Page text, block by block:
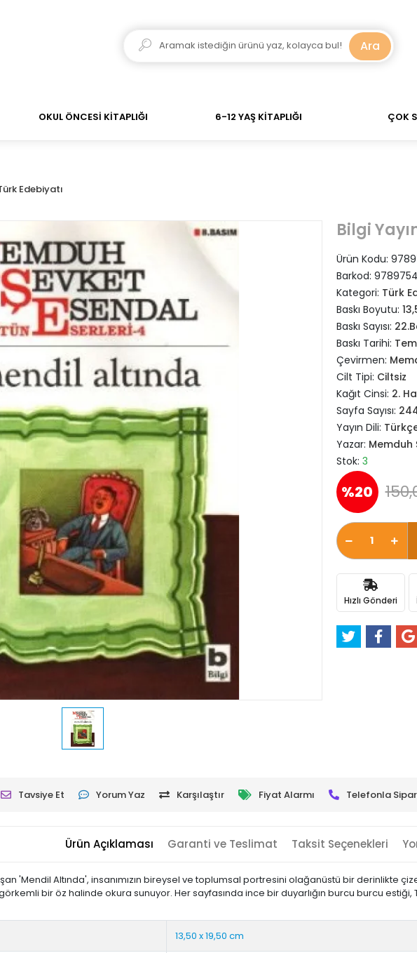
Saat 11:00'a kadar verdiğiniz siparişler Aynı Gün Kargo! 700 TL
Ara
OKUL ÖNCESİ KİTAPLIĞI 6-12 YAŞ KİTAPLIĞI ÇOK
Edebiyatı
Bilgi
Ürün Kodu:
Barkod:
Kategori: Türk
Baskı Boyutu:
Baskı Sayısı:
Baskı Tarihi:
Çevirmen:
Cilt Tipi: Ciltsiz
Kağıt Cinsi: 2.
Sayfa Sayısı:
Yayın Dili:
Yazar: Memduh
Stok: 3
%20
Hızlı Gönderi
Tavsiye Et Yorum Yaz Karşılaştır Fiyat Alarmı Telefonla
Ürün Açıklaması Garanti ve Teslimat Taksit Seçenekleri
'Mendil Altında', insanımızın bireysel ve toplumsal portresini olağanüstü bir derinlikte
bir öz halinde okura sunuyor. Her sayfasında ince bir duyarlığın burcu burcu estiği,
13,50 x 19,50 cm